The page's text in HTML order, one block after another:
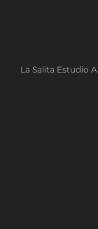
La Salita Estudio